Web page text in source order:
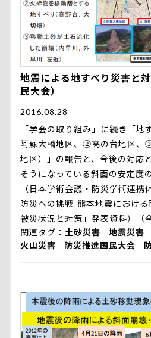
地震による地すべり災害と
民大会）
2016.08.28
「学会の取り組み」に続き「
阿蘇大橋地区、②高の台地区、
地区）」の報告と、今後の対応
そうになっている斜面の安定度
（日本学術会議・防災学術連携
防災への挑戦-熊本地震におけ
被災状況と対策」発表資料）（
関連タグ
土砂災害 地震災害
火山災害
防災推進国民大会